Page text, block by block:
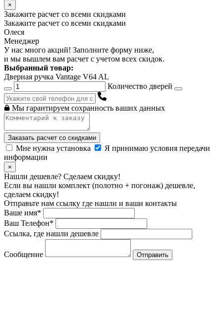
×
Закажите расчет со всеми скидками
Закажите расчет со всеми скидками
Олеся
Менеджер
У нас много акций! Заполните форму ниже,
и мы вышлем вам расчет с учетом всех скидок.
Выбранный товар:
Дверная ручка Vantage V64 AL
Количество дверей
Мы гарантируем сохранность ваших данных
Заказать расчет со скидками
Мне нужна установка
Я принимаю условия передачи
информации
×
Нашли дешевле? Сделаем скидку!
Если вы нашли комплект (полотно + погонаж) дешевле,
сделаем скидку!
Отправьте нам ссылку где нашли и ваши контакты
Ваше имя*
Ваш Телефон*
Ссылка, где нашли дешевле
Сообщение